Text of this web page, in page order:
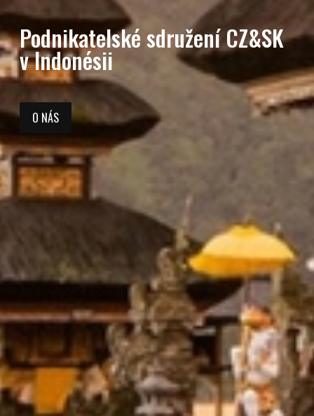
Podnikatelské sdružení CZ&SK
v Indonésii
O NÁS